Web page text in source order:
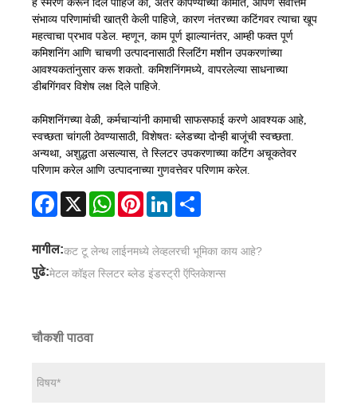
हे स्मरण करून दिले पाहिजे की, अंतर कापण्याच्या कामात, आपण सर्वोत्तम
संभाव्य परिणामांची खात्री केली पाहिजे, कारण नंतरच्या कटिंगवर त्याचा खूप
महत्वाचा प्रभाव पडेल. म्हणून, काम पूर्ण झाल्यानंतर, आम्ही फक्त पूर्ण
कमिशनिंग आणि चाचणी उत्पादनासाठी स्लिटिंग मशीन उपकरणांच्या
आवश्यकतांनुसार करू शकतो. कमिशनिंगमध्ये, वापरलेल्या साधनाच्या
डीबगिंगवर विशेष लक्ष दिले पाहिजे.
कमिशनिंगच्या वेळी, कर्मचाऱ्यांनी कामाची साफसफाई करणे आवश्यक आहे,
स्वच्छता चांगली ठेवण्यासाठी, विशेषतः ब्लेडच्या दोन्ही बाजूंची स्वच्छता.
अन्यथा, अशुद्धता असल्यास, ते स्लिटर उपकरणाच्या कटिंग अचूकतेवर
परिणाम करेल आणि उत्पादनाच्या गुणवत्तेवर परिणाम करेल.
Facebook
X WhatsAppPinterestLinkedIn
मागील:कट टू लेन्थ लाईनमध्ये लेव्हलरची भूमिका काय आहे?
पुढे:मेटल कॉइल स्लिटर ब्लेड इंडस्ट्री ऍप्लिकेशन्स
चौकशी पाठवा